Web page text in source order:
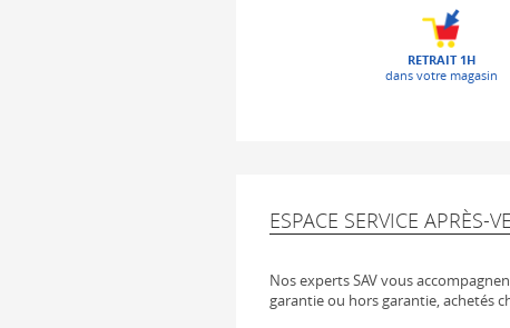
RETRAIT 1H
dans votre magasin
ESPACE SERVICE APRÈS-
Nos experts SAV vous
garantie ou hors garantie, achetés